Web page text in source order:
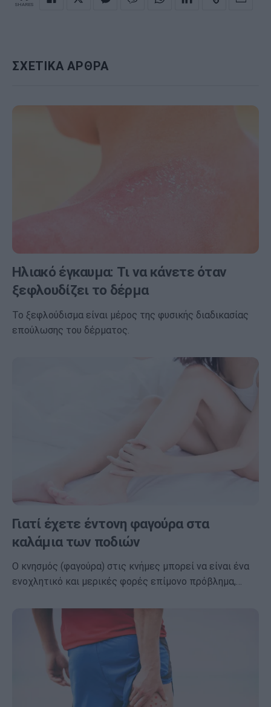
SHARES
ΣΧΕΤΙΚΑ ΑΡΘΡΑ
Ηλιακό έγκαυμα: Τι να κάνετε όταν
ξεφλουδίζει το δέρμα
Το ξεφλούδισμα είναι μέρος της φυσικής διαδικασίας
επούλωσης του δέρματος.
Γιατί έχετε έντονη φαγούρα στα
καλάμια των ποδιών
Ο κνησμός (φαγούρα) στις κνήμες μπορεί να είναι ένα
ενοχλητικό και μερικές φορές επίμονο πρόβλημα,…